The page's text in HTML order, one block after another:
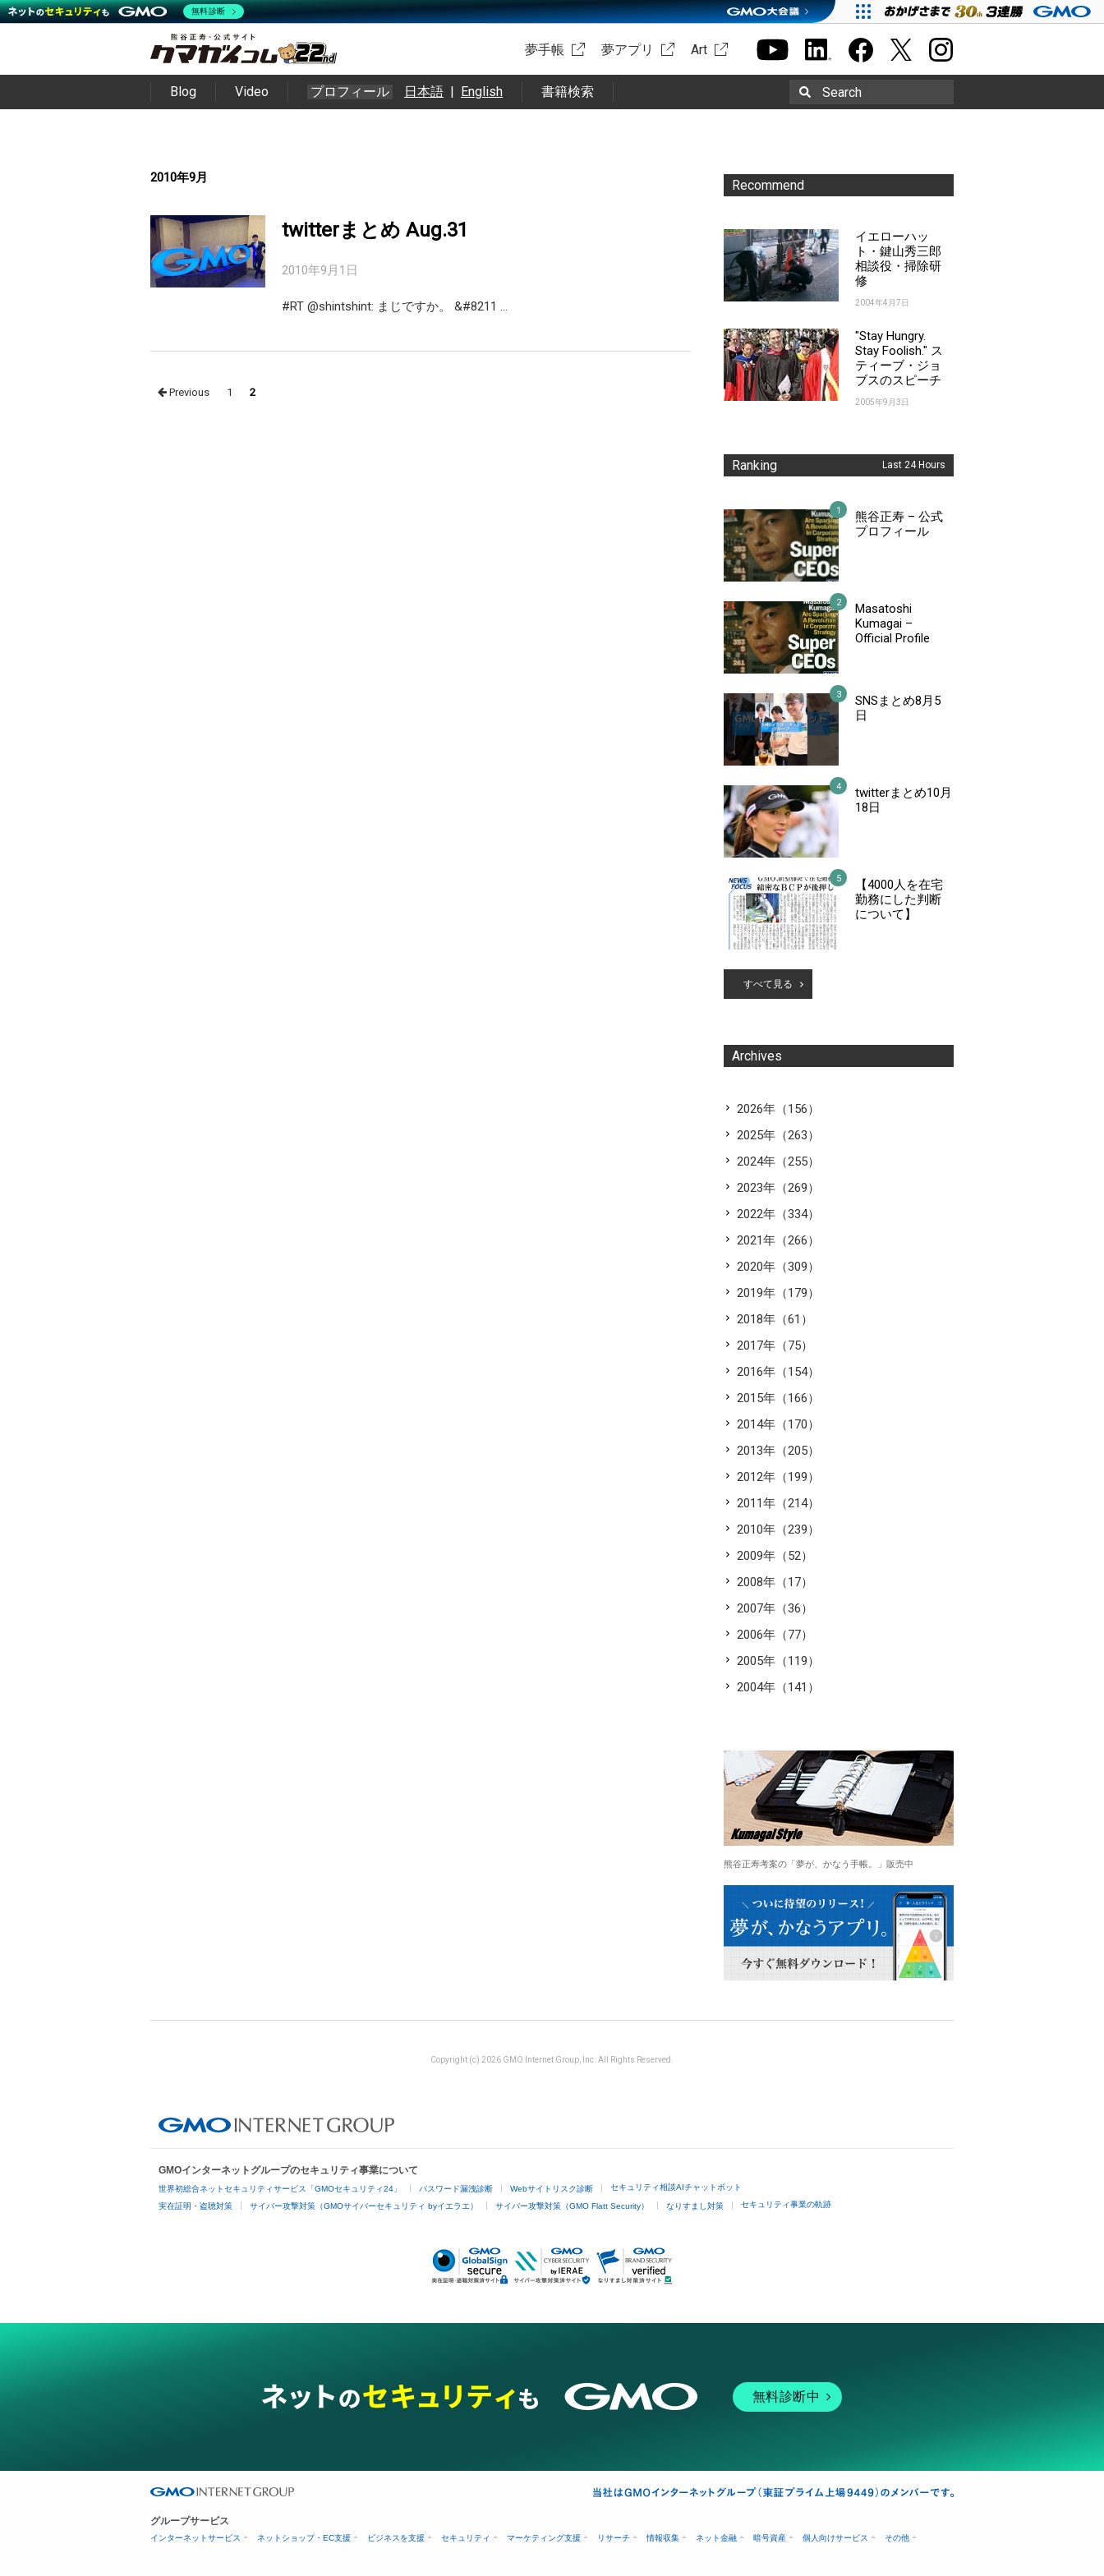
夢手帳 夢アプリ Art
Blog Video プロフィール 日本語 | English 書籍検索 Search
2010年9月
twitterまとめ Aug.31
2010年9月1日
#RT @shintshint: まじですか。 &#8211 …
PostsPrevious 1 2
Recommend
イエローハッ
ト・鍵山秀三郎
相談役・掃除研
修
2004年4月7日
"Stay Hungry.
Stay Foolish." ス
ティーブ・ジョ
ブスのスピーチ
2005年9月3日
Ranking Last 24 Hours
熊谷正寿 – 公式
プロフィール
Masatoshi
Kumagai –
Official Profile
SNSまとめ8月5
日
twitterまとめ10月
18日
【4000人を在宅
勤務にした判断
について】
すべて見る
Archives
2026年（156）
2025年（263）
2024年（255）
2023年（269）
2022年（334）
2021年（266）
2020年（309）
2019年（179）
2018年（61）
2017年（75）
2016年（154）
2015年（166）
2014年（170）
2013年（205）
2012年（199）
2011年（214）
2010年（239）
2009年（52）
2008年（17）
2007年（36）
2006年（77）
2005年（119）
2004年（141）
熊谷正寿考案の「夢が、かなう手帳。」販売中
Copyright (c) 2026 GMO Internet Group, Inc. All Rights Reserved.
GMOインターネットグループのセキュリティ事業について
世界初総合ネットセキュリティサービス「GMOセキュリティ24」 パスワード漏洩診断 Webサイトリスク診断 セキュリティ相談AIチャットボット
実在証明・盗聴対策 サイバー攻撃対策（GMOサイバーセキュリティ byイエラエ） サイバー攻撃対策（GMO Flatt Security） なりすまし対策 セキュリティ事業の軌跡
無料診断中
グループサービス
インターネットサービス ネットショップ・EC支援 ビジネスを支援 セキュリティ マーケティング支援 リサーチ 情報収集 ネット金融 暗号資産 個人向けサービス その他
無料診断